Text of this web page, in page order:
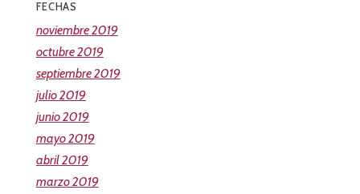
FECHAS
noviembre 2019
octubre 2019
septiembre 2019
julio 2019
junio 2019
mayo 2019
abril 2019
marzo 2019